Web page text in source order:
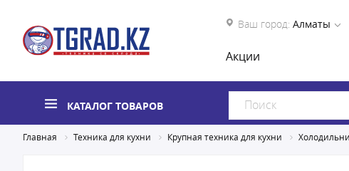
Ваш город: Алматы
Акции
КАТАЛОГ ТОВАРОВ
Главная Техника для кухни Крупная техника для кухни